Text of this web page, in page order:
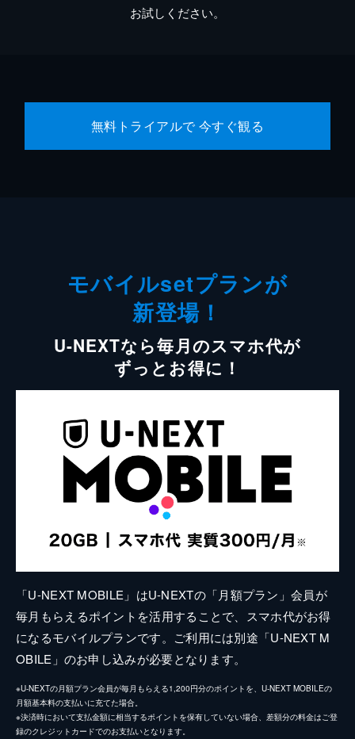
お試しください。
無料トライアルで 今すぐ観る
モバイルsetプランが
新登場！
U-NEXTなら毎月のスマホ代が
ずっとお得に！
「U-NEXT MOBILE」はU-NEXTの「月額プラン」会員が
毎月もらえるポイントを活用することで、スマホ代がお得
になるモバイルプランです。ご利用には別途「U-NEXT M
OBILE」のお申し込みが必要となります。
※U-NEXTの月額プラン会員が毎月もらえる1,200円分のポイントを、U-NEXT MOBILEの
月額基本料の支払いに充てた場合。
※決済時において支払金額に相当するポイントを保有していない場合、差額分の料金はご登
録のクレジットカードでのお支払いとなります。